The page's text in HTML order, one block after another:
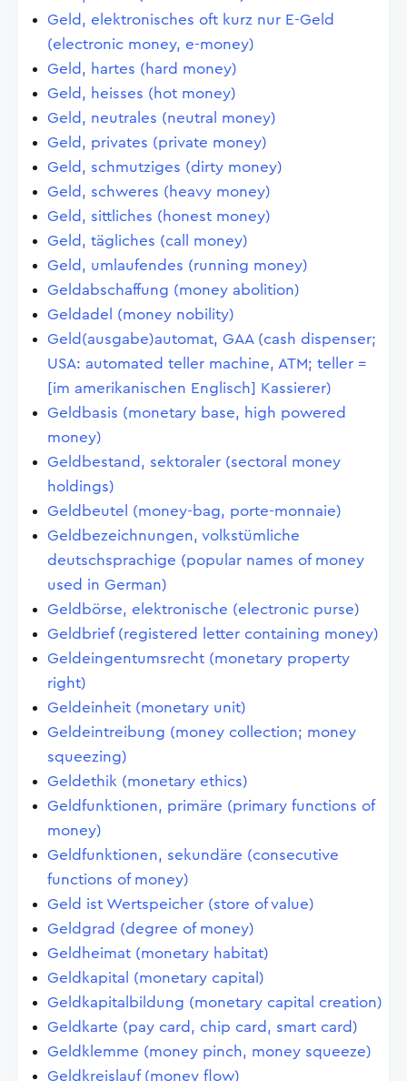
Geld, elektronisches oft kurz nur E-Geld
(electronic money, e-money)
Geld, hartes (hard money)
Geld, heisses (hot money)
Geld, neutrales (neutral money)
Geld, privates (private money)
Geld, schmutziges (dirty money)
Geld, schweres (heavy money)
Geld, sittliches (honest money)
Geld, tägliches (call money)
Geld, umlaufendes (running money)
Geldabschaffung (money abolition)
Geldadel (money nobility)
Geld(ausgabe)automat, GAA (cash dispenser;
USA: automated teller machine, ATM; teller =
[im amerikanischen Englisch] Kassierer)
Geldbasis (monetary base, high powered
money)
Geldbestand, sektoraler (sectoral money
holdings)
Geldbeutel (money-bag, porte-monnaie)
Geldbezeichnungen, volkstümliche
deutschsprachige (popular names of money
used in German)
Geldbörse, elektronische (electronic purse)
Geldbrief (registered letter containing money)
Geldeingentumsrecht (monetary property
right)
Geldeinheit (monetary unit)
Geldeintreibung (money collection; money
squeezing)
Geldethik (monetary ethics)
Geldfunktionen, primäre (primary functions of
money)
Geldfunktionen, sekundäre (consecutive
functions of money)
Geld ist Wertspeicher (store of value)
Geldgrad (degree of money)
Geldheimat (monetary habitat)
Geldkapital (monetary capital)
Geldkapitalbildung (monetary capital creation)
Geldkarte (pay card, chip card, smart card)
Geldklemme (money pinch, money squeeze)
Geldkreislauf (money flow)